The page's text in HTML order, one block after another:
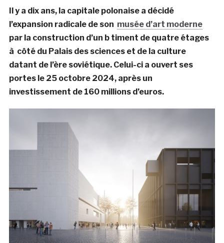
Il y a dix ans, la capitale polonaise a décidé
l’expansion radicale de son musée d’art moderne
par la construction d’un b timent de quatre étages
à côté du Palais des sciences et de la culture
datant de l’ère soviétique. Celui-ci a ouvert ses
portes le 25 octobre 2024, après un
investissement de 160 millions d’euros.